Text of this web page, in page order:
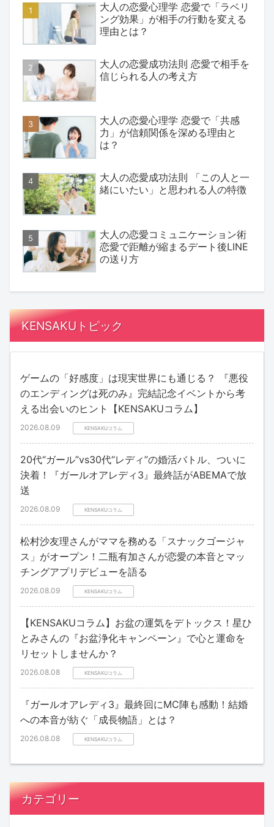
大人の恋愛心理学 恋愛で「ラベリ
ング効果」が相手の行動を変える
理由とは？
大人の恋愛成功法則 恋愛で相手を
信じられる人の考え方
大人の恋愛心理学 恋愛で「共感
力」が信頼関係を深める理由と
は？
大人の恋愛成功法則 「この人と一
緒にいたい」と思われる人の特徴
大人の恋愛コミュニケーション術
恋愛で距離が縮まるデート後LINE
の送り方
KENSAKUトピック
ゲームの「好感度」は現実世界にも通じる？ 『悪役
のエンディングは死のみ』完結記念イベントから考
える出会いのヒント【KENSAKUコラム】
2026.08.09 KENSAKUコラム
20代“ガール”vs30代“レディ”の婚活バトル、ついに
決着！『ガールオアレディ3』最終話がABEMAで放
送
2026.08.09 KENSAKUコラム
松村沙友理さんがママを務める「スナックゴージャ
ス」がオープン！二瓶有加さんが恋愛の本音とマッ
チングアプリデビューを語る
2026.08.09 KENSAKUコラム
【KENSAKUコラム】お盆の運気をデトックス！星ひ
とみさんの『お盆浄化キャンペーン』で心と運命を
リセットしませんか？
2026.08.08 KENSAKUコラム
『ガールオアレディ3』最終回にMC陣も感動！結婚
への本音が紡ぐ「成長物語」とは？
2026.08.08 KENSAKUコラム
カテゴリー